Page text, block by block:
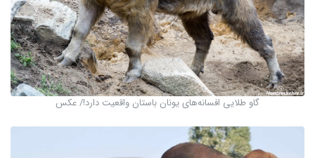
گاو طلایی افسانه‌های یونان باستان واقعیت دارد!/ عکس